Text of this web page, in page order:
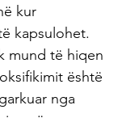
kur
kapsulohet.
mund të hiqen
është
nga